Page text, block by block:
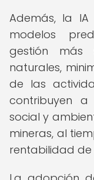
Además, la
modelos
gestión más
naturales,
de las
contribuyen a
social y
mineras, al
rentabilidad de